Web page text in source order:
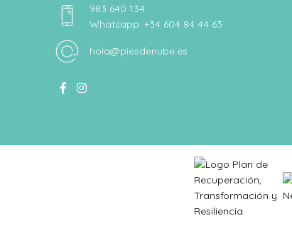
983 640 134
Whatsapp: +34 604 84 44 63
hola@piesdenube.es